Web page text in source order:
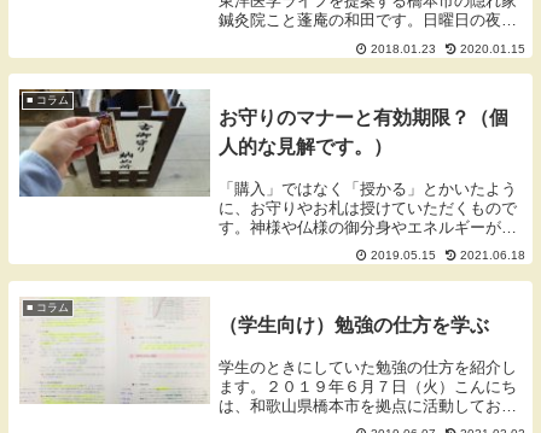
鍼灸院こと蓬庵の和田です。日曜日の夜に
テレビを見ているとTOKIOがDASH島の畑
で初の収穫と言うことで自然薯（じねんじ
ょ）を作るというのをやっていました。自
2018.01.23 2020.01.15
■ コラム
お守りのマナーと有効期限？（個
人的な見解です。）
「購入」ではなく「授かる」とかいたよう
に、お守りやお札は授けていただくもので
す。神様や仏様の御分身やエネルギーがは
いったものをわけていただくという感じで
す。お札やお守りを授かってきても引き出
しの奥になおしてしまい、ふと掃除したと
てこともあるのではないでしょうか？
2019.05.15 2021.06.18
■ コラム
（学生向け）勉強の仕方を学ぶ
学生のときにしていた勉強の仕方を紹介し
ます。２０１９年６月７日（火）こんにち
は、和歌山県橋本市を拠点に活動しており
ます蓬庵（よもぎあん）のワダです。ブロ